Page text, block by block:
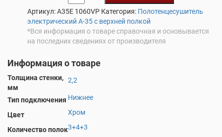
Артикул:A35E 1060VP Категория: Полотенцесушитель
электрический А-35 с верхней полкой
*Вся информация о товаре справочная и основывается
на последних сведениях от производителя
Информация о товаре
Толщина стенки,
мм
2,2
Тип подключения Нижнее
Цвет Хром
Количество полок3+4+3